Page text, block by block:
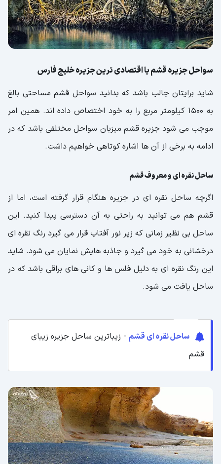
سواحل جزیره قشم یا اقتصادی ترین جزیره خلیج فارس
شاید برایتان جالب باشد که بدانید سواحل قشم مساحتی بالغ
به 1500 کیلومتر مربع را به خود اختصاص داده اند. همین امر
موجب می شود جزیره قشم میزبان سواحل مختلفی باشد که در
ادامه به برخی از آن ها اشاره کوتاهی خواهیم داشت.
ساحل نقره ای و معروف قشم
اگرچه ساحل نقره ای در جزیره هنگام قرار گرفته است، اما از
قشم هم می توانید به راحتی به آن دسترسی پیدا کنید. این
ساحل بی نظیر زمانی که زیر نور آفتاب قرار می گیرد رنگ نقره ای
درخشانی به خود می گیرد و جاذبه هایش نمایان می شود. شاید
این رنگ نقره ای به دلیل فلس ها و کانی های براقی باشد که در
ساحل یافت می شود.
ساحل نقره ای قشم - زیباترین ساحل جزیره زیبای
قشم